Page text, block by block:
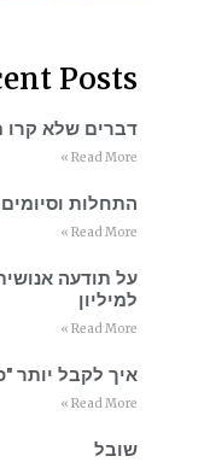
Posts
דברים שלא קרו
Read More »
התחלות וסיומים
Read More »
על תודעה
למיליון
Read More »
איך לקבל יותר
Read More »
שובל